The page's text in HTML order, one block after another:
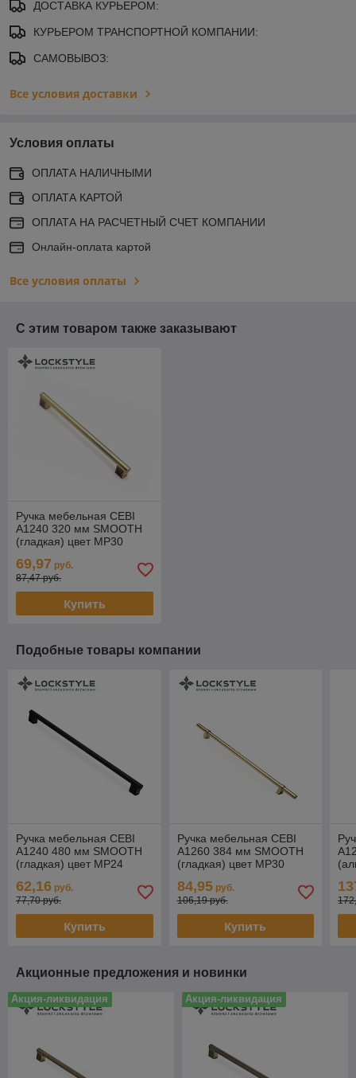
ДОСТАВКА КУРЬЕРОМ:
КУРЬЕРОМ ТРАНСПОРТНОЙ КОМПАНИИ:
САМОВЫВОЗ:
Все условия доставки
Условия оплаты
ОПЛАТА НАЛИЧНЫМИ
ОПЛАТА КАРТОЙ
ОПЛАТА НА РАСЧЕТНЫЙ СЧЕТ КОМПАНИИ
Онлайн-оплата картой
Все условия оплаты
С этим товаром также заказывают
Ручка мебельная CEBI
A1240 320 мм SMOOTH
(гладкая) цвет MP30
69,97 руб.
87,47 руб.
Купить
Подобные товары компании
Ручка мебельная CEBI
A1240 480 мм SMOOTH
(гладкая) цвет MP24
62,16 руб.
77,70 руб.
Купить
Ручка мебельная CEBI
A1260 384 мм SMOOTH
(гладкая) цвет MP30
84,95руб.
106,19 руб.
Купить
Акционные предложения и новинки
Акция-ликвидация Акция-ликвидация